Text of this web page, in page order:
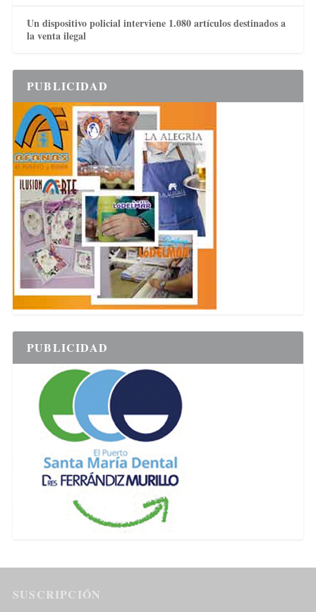
Un dispositivo policial interviene 1.080 artículos destinados a
la venta ilegal
PUBLICIDAD
PUBLICIDAD
SUSCRIPCIÓN